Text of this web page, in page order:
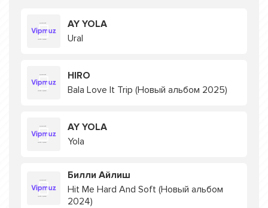
AY YOLA
Ural
HIRO
Bala Love It Trip (Новый альбом 2025)
AY YOLA
Yola
Билли Айлиш
Hit Me Hard And Soft (Новый альбом
2024)